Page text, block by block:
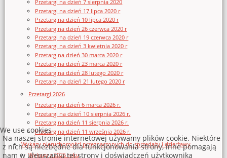
Przetargi na dzień 7 sierpnia 2020
Przetargi na dzień 17 lipca 2020 r
Przetarg na dzień 10 lipca 2020 r
Przetarg na dzień 26 czerwca 2020 r
Przetargi na dzień 19 czerwca 2020 r
Przetargi na dzień 3 kwietnia 2020 r
Przetarg na dzień 30 marca 2020 r
Przetarg na dzień 23 marca 2020 r
Przetarg na dzień 28 lutego 2020 r
Przetargi na dzień 21 lutego 2020 r
Przetargi 2026
Przetarg na dzień 6 marca 2026 r.
Przetargi na dzień 10 sierpnia 2026 r.
Przetarg na dzień 11 sierpnia 2026 r.
Przetarg na dzień 11 września 2026 r.
Wykazy nieruchomości przeznaczonych do sprzedaży i dzierżawy
Wykazy z 2026 roku
We use cookies
Na naszej stronie internetowej używamy plików cookie. Niektóre
z nich są niezbędne dla funkcjonowania strony, inne pomagają
nam w ulepszaniu tej strony i doświadczeń użytkownika